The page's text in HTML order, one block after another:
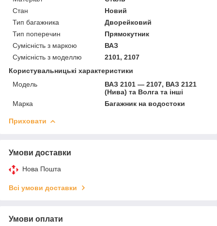
Стан
Новий
Тип багажника
Дворейковий
Тип поперечин
Прямокутник
Сумісність з маркою
ВАЗ
Сумісність з моделлю
2101, 2107
Користувальницькі характеристики
Мoдель
ВАЗ 2101 ― 2107, ВАЗ 2121
(Нива) та Волга та інші
Марка
Багажник на водостоки
Приховати
Умови доставки
Нова Пошта
Всі умови доставки
Умови оплати